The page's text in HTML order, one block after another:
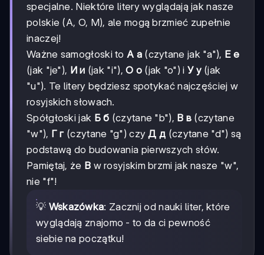
specjalne. Niektóre litery wyglądają jak nasze
polskie (А, О, М), ale mogą brzmieć zupełnie
inaczej!
Ważne samogłoski to А а(czytane jak "a"), Е е
(jak "je"), И и (jak "i"),О о (jak "o") i У у(jak
"u"). Te litery będziesz spotykać najczęściej w
rosyjskich słowach.
Spółgłoski jak Б б (czytane "b"), В в (czytane
"w"), Г г(czytane "g") czyД д (czytane "d") są
podstawą do budowania pierwszych słów.
Pamiętaj, że В w rosyjskim brzmi jak nasze "w",
nie "f"!
💡 Wskazówka: Zacznij od nauki liter, które
wyglądają znajomo - to da ci pewność
siebie na początku!